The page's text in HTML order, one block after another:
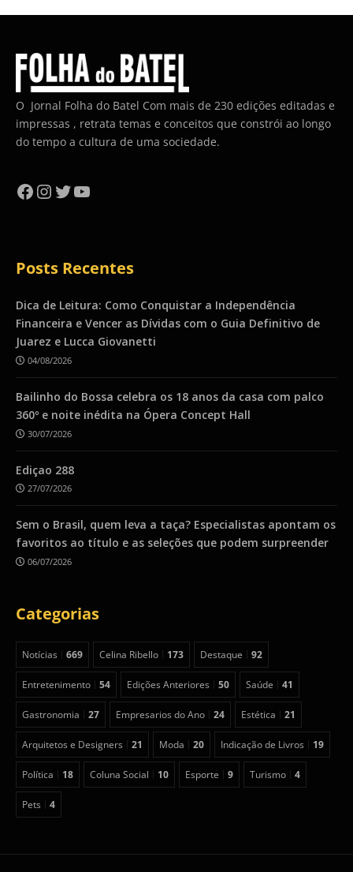
O Jornal Folha do Batel Com mais de 230 edições editadas e
impressas , retrata temas e conceitos que constrói ao longo
do tempo a cultura de uma sociedade.
Facebook
Instagram
Twitter
YouTube
Posts Recentes
Dica de Leitura: Como Conquistar a Independência
Financeira e Vencer as Dívidas com o Guia Definitivo de
Juarez e Lucca Giovanetti
04/08/2026
Bailinho do Bossa celebra os 18 anos da casa com palco
360º e noite inédita na Ópera Concept Hall
30/07/2026
Ediçao 288
27/07/2026
Sem o Brasil, quem leva a taça? Especialistas apontam os
favoritos ao título e as seleções que podem surpreender
06/07/2026
Categorias
Notícias 669 Celina Ribello 173 Destaque 92
Entretenimento 54 Edições Anteriores 50 Saúde 41
Gastronomia 27 Empresarios do Ano 24 Estética 21
Arquitetos e Designers 21 Moda 20 Indicação de Livros 19
Política 18 Coluna Social 10 Esporte 9 Turismo 4
Pets 4